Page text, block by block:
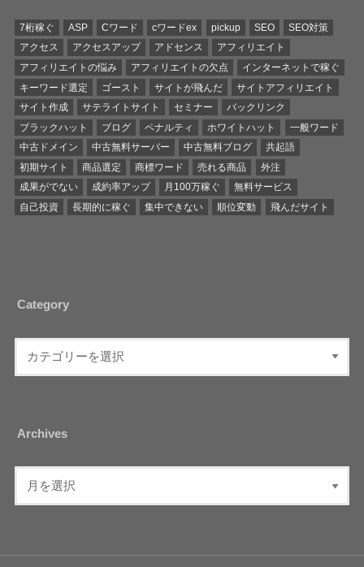
7桁稼ぐ ASP Cワード cワードex pickup SEO
SEO対策
アクセス
アクセスアップ アドセンス
アフィリエイト
アフィリエイトの悩み
アフィリエイトの欠点
インターネットで稼ぐ
キーワード選定
ゴースト サイトが飛んだ
サイトアフィリエイト
サイト作成
サテライトサイト セミナー
バックリンク
ブラックハット
ブログ ペナルティ ホワイトハット
一般ワード
中古ドメイン
中古無料サーバー 中古無料ブログ
共起語
初期サイト
商品選定 商標ワード 売れる商品
外注
成果がでない
成約率アップ 月100万稼ぐ
無料サービス
自己投資
長期的に稼ぐ 集中できない 順位変動 飛んだサイト
Category
Archives